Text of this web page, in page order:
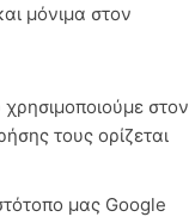
μόνιμα στον
στον
τους ορίζεται
μας Google